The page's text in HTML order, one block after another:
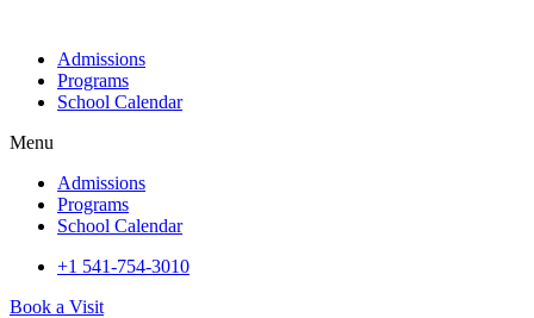
Admissions
Programs
School Calendar
Menu
Admissions
Programs
School Calendar
+1 541-754-3010​
Book a Visit